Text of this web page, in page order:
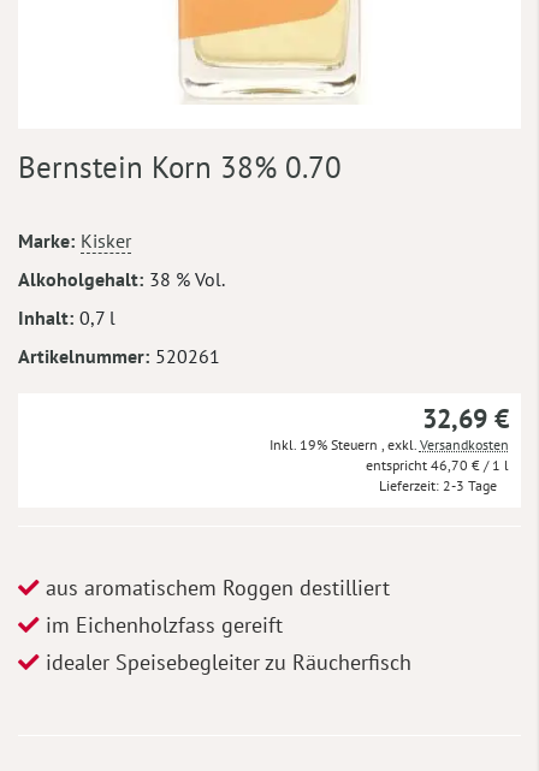
Anfang
springen
Bernstein Korn 38% 0.70
Mehr
Informationen
Marke Kisker
Alkoholgehalt 38 % Vol.
Inhalt 0,7 l
Artikelnummer 520261
32,69 €
Inkl. 19% Steuern exkl. Versandkosten
46,70 € / 1 l
Lieferzeit 2-3 Tage
aus aromatischem Roggen destilliert
im Eichenholzfass gereift
idealer Speisebegleiter zu Räucherfisch